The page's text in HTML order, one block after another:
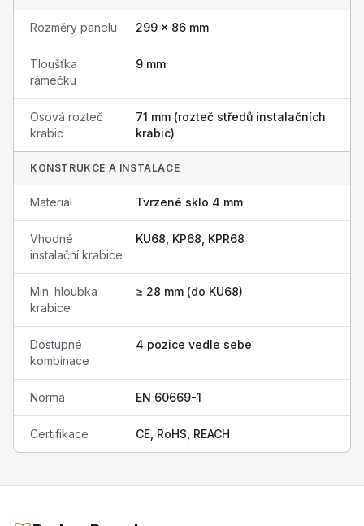
Rozměry panelu 299 × 86 mm
Tloušťka
rámečku
9 mm
Osová rozteč
krabic
71 mm (rozteč středů instalačních
krabic)
KONSTRUKCE A INSTALACE
Materiál Tvrzené sklo 4 mm
Vhodné
instalační krabice
KU68, KP68, KPR68
Min. hloubka
krabice
≥ 28 mm (do KU68)
Dostupné
kombinace
4 pozice vedle sebe
Norma EN 60669-1
Certifikace CE, RoHS, REACH